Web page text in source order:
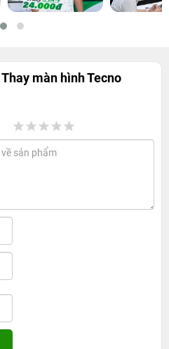
Thay màn hình Tecno